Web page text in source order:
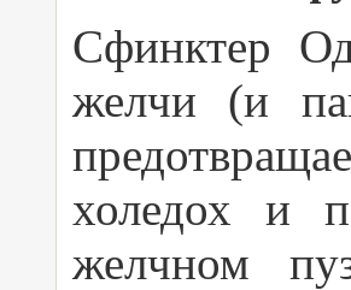
Сфинктер
желчи (и
холедох и
желчном